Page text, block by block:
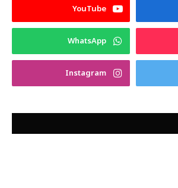
YouTube
WhatsApp
Instagram